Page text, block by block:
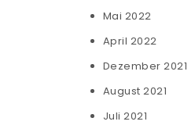
Mai 2022
April 2022
Dezember 2021
August 2021
Juli 2021